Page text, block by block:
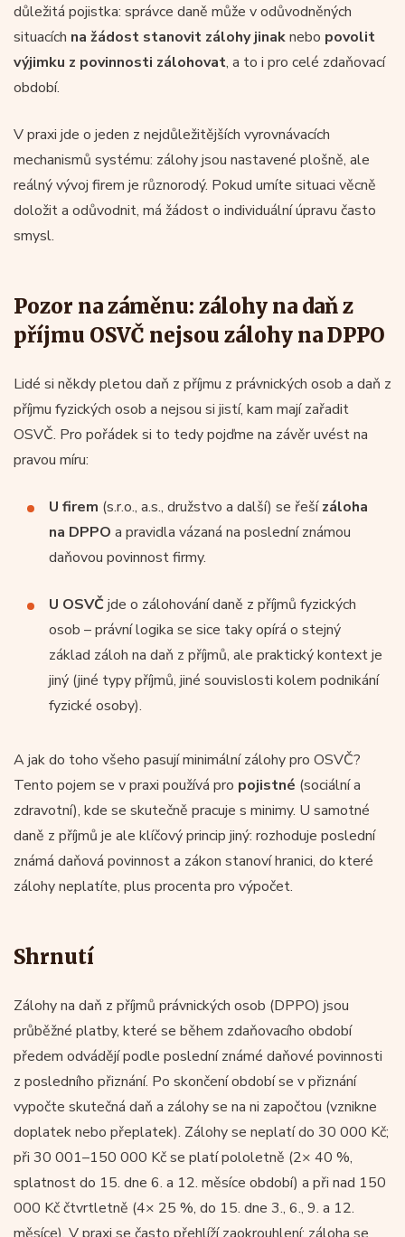
důležitá pojistka: správce daně může v odůvodněných
situacích na žádost stanovit zálohy jinaknebo povolit
výjimku z povinnosti zálohovat, a to i pro celé zdaňovací
období.
V praxi jde o jeden z nejdůležitějších vyrovnávacích
mechanismů systému: zálohy jsou nastavené plošně, ale
reálný vývoj firem je různorodý. Pokud umíte situaci věcně
doložit a odůvodnit, má žádost o individuální úpravu často
smysl.
Pozor na záměnu: zálohy na daň z
příjmu OSVČ nejsou zálohy na DPPO
Lidé si někdy pletou daň z příjmu z právnických osob a daň z
příjmu fyzických osob a nejsou si jistí, kam mají zařadit
OSVČ. Pro pořádek si to tedy pojďme na závěr uvést na
pravou míru:
U firem (s.r.o., a.s., družstvo a další) se řešízáloha
na DPPO a pravidla vázaná na poslední známou
daňovou povinnost firmy.
U OSVČjde o zálohování daně z příjmů fyzických
osob – právní logika se sice taky opírá o stejný
základ záloh na daň z příjmů, ale praktický kontext je
jiný (jiné typy příjmů, jiné souvislosti kolem podnikání
fyzické osoby).
A jak do toho všeho pasují minimální zálohy pro OSVČ?
Tento pojem se v praxi používá pro pojistné (sociální a
zdravotní), kde se skutečně pracuje s minimy. U samotné
daně z příjmů je ale klíčový princip jiný: rozhoduje poslední
známá daňová povinnost a zákon stanoví hranici, do které
zálohy neplatíte, plus procenta pro výpočet.
Shrnutí
Zálohy na daň z příjmů právnických osob (DPPO) jsou
průběžné platby, které se během zdaňovacího období
předem odvádějí podle poslední známé daňové povinnosti
z posledního přiznání. Po skončení období se v přiznání
vypočte skutečná daň a zálohy se na ni započtou (vznikne
doplatek nebo přeplatek). Zálohy se neplatí do 30 000 Kč;
při 30 001–150 000 Kč se platí pololetně (2× 40 %,
splatnost do 15. dne 6. a 12. měsíce období) a při nad 150
000 Kč čtvrtletně (4× 25 %, do 15. dne 3., 6., 9. a 12.
měsíce). V praxi se často přehlíží zaokrouhlení: záloha se